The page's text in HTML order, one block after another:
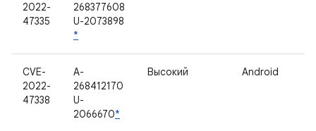
2022-
47335
268377608
U-2073898
*
CVE-
2022-
47338
A-
268412170
U-
2066670*
Высокий Android